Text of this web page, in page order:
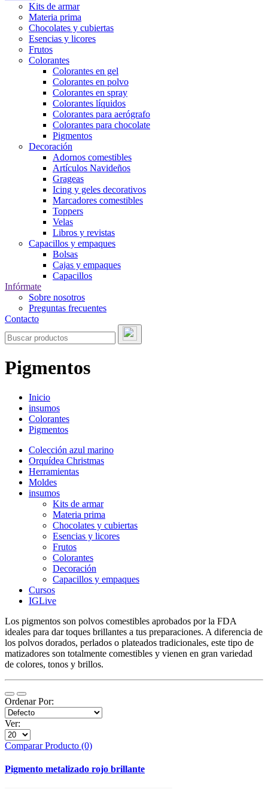
Kits de armar
Materia prima
Chocolates y cubiertas
Esencias y licores
Frutos
Colorantes
Colorantes en gel
Colorantes en polvo
Colorantes en spray
Colorantes líquidos
Colorantes para aerógrafo
Colorantes para chocolate
Pigmentos
Decoración
Adornos comestibles
Artículos Navideños
Grageas
Icing y geles decorativos
Marcadores comestibles
Toppers
Velas
Libros y revistas
Capacillos y empaques
Bolsas
Cajas y empaques
Capacillos
Infórmate
Sobre nosotros
Preguntas frecuentes
Contacto
Pigmentos
Inicio
insumos
Colorantes
Pigmentos
Colección azul marino
Orquídea Christmas
Herramientas
Moldes
insumos
Kits de armar
Materia prima
Chocolates y cubiertas
Esencias y licores
Frutos
Colorantes
Decoración
Capacillos y empaques
Cursos
IGLive
Los pigmentos son polvos comestibles aprobados por la FDA
ideales para dar toques brillantes a tus preparaciones. A diferencia de
los polvos dorados, perlados o plateados tradicionales, este tipo de
matizadores son totalmente comestibles y vienen en gran variedad
de colores, tonos y brillos.
Ordenar Por:
Ver:
Comparar Producto (0)
Pigmento metalizado rojo brillante